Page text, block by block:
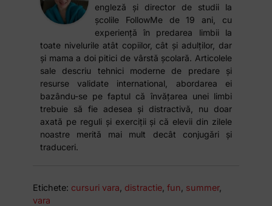
engleză și director de studii la
școlile FollowMe de 19 ani, cu
experiență în predarea limbii la
toate nivelurile atât copiilor, cât și adulților, dar
și mama a doi pitici de vârstă școlară. Articolele
sale descriu tehnici moderne de predare și
resurse validate international, abordarea ei
bazându-se pe faptul că învățarea unei limbi
trebuie să fie adesea și distractivă, nu doar
axată pe reguli și exerciții și că elevii din zilele
noastre merită mai mult decât conjugări și
traduceri.
Etichete: cursuri vara, distractie,fun, summer,
vara